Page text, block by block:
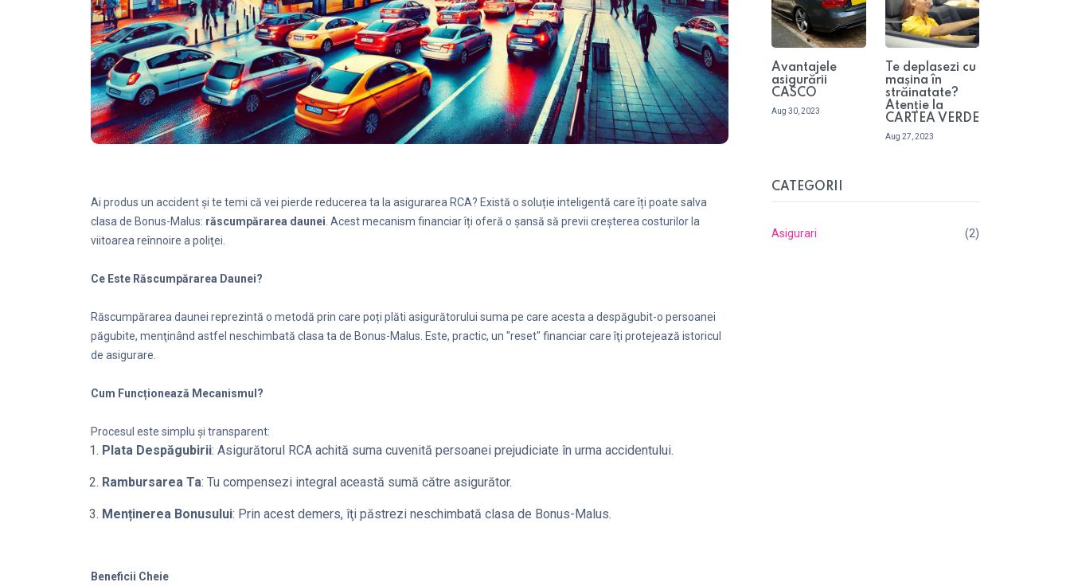
Ai produs un accident și te temi că vei pierde reducerea ta la asigurarea RCA? Există o soluție inteligentă care îți poate salva
clasa de Bonus-Malus: răscumpărarea daunei . Acest mecanism financiar îți oferă o şansă să previi creşterea costurilor la
viitoarea reînnoire a poliţei.
Ce Este Răscumpărarea Daunei?
Răscumpărarea daunei reprezintă o metodă prin care poți plăti asigurătorului suma pe care acesta a despăgubit-o persoanei
păgubite, menţinând astfel neschimbată clasa ta de Bonus-Malus. Este, practic, un "reset" financiar care îţi protejează istoricul
de asigurare.
Cum Funcționează Mecanismul?
Procesul este simplu şi transparent:
Plata Despăgubirii: Asigurătorul RCA achită suma cuvenită persoanei prejudiciate în urma accidentului.
Rambursarea Ta: Tu compensezi integral această sumă către asigurător.
Menținerea Bonusului: Prin acest demers, îţi păstrezi neschimbată clasa de Bonus-Malus.
Beneficii Cheie
Avantajele
asigurării
CASCO
Aug 30, 2023
Te deplasezi cu
mașina în
străinatate?
Atenție la
CARTEA VERDE
Aug 27, 2023
CATEGORII
Asigurari (2)